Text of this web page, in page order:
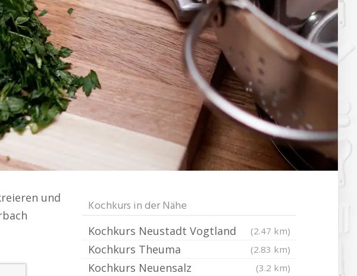
und
Kochkurs in der Nähe
Kochkurs Neustadt Vogtland (2.47 km)
Kochkurs Theuma (2.83 km)
Kochkurs Neuensalz (3.2 km)